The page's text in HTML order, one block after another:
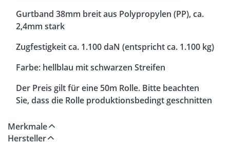
Gurtband 38mm breit aus Polypropylen (PP), ca.
2,4mm stark
Zugfestigkeit ca. 1.100 daN (entspricht ca. 1.100 kg)
Farbe: hellblau mit schwarzen Streifen
Der Preis gilt für eine 50m Rolle. Bitte beachten
Sie, dass die Rolle produktionsbedingt geschnitten
durchgehende 50m benötigen, dann teilen Sie uns
dies bitte mit.
Merkmale
Hersteller